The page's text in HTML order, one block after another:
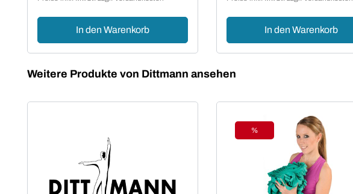
In den Warenkorb In den Warenkorb
Produktgalerie überspringen
Weitere Produkte von Dittmann ansehen
Rabatt
%